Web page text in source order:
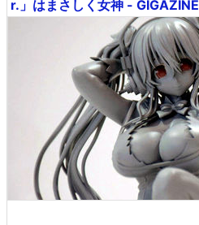
r.」はまさしく女神 - GIGAZINE